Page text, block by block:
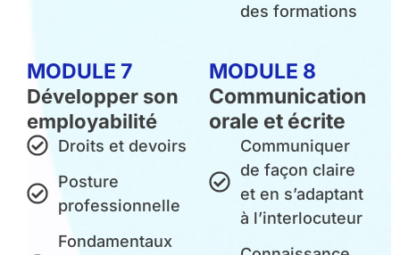
des formations
MODULE 7
Développer son
employabilité​
Droits et devoirs
Posture
professionnelle​
Fondamentaux
MODULE 8
Communication
orale et écrite
Communiquer
de façon claire
et en s’adaptant
à l’interlocuteur